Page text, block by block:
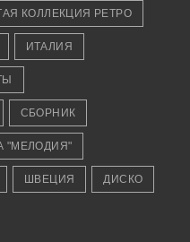
КОЛЛЕКЦИЯ РЕТРО
ИТАЛИЯ
СБОРНИК
"МЕЛОДИЯ"
ШВЕЦИЯ ДИСКО